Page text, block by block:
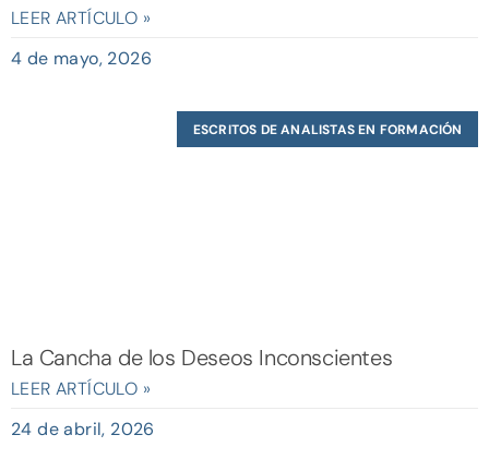
LEER ARTÍCULO »
4 de mayo, 2026
ESCRITOS DE ANALISTAS EN FORMACIÓN
La Cancha de los Deseos Inconscientes
LEER ARTÍCULO »
24 de abril, 2026